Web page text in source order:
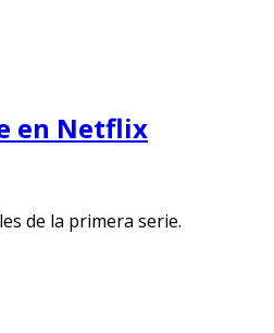
en Netflix
de la primera serie.